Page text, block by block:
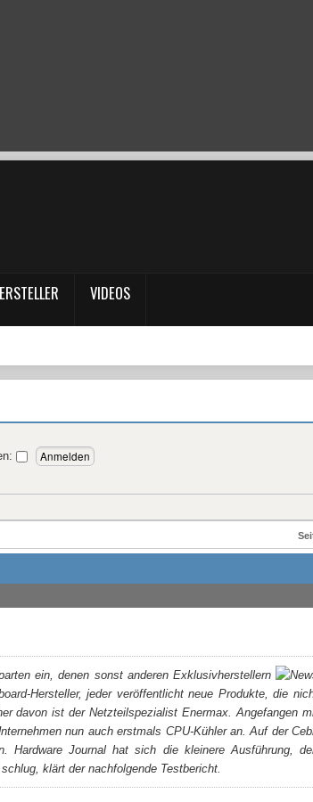
VIDEOS
ein, denen sonst anderen Exklusivherstellern
Hersteller, jeder veröffentlicht neue Produkte, die
davon ist der Netzteilspezialist Enermax. Angefangen
nun auch erstmals CPU-Kühler an. Auf der
Hardware Journal hat sich die kleinere Ausführung,
klärt der nachfolgende Testbericht.